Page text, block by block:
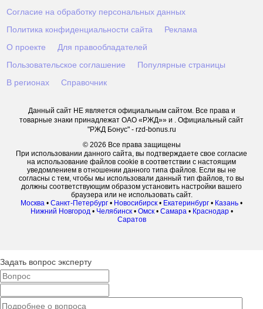
Согласие на обработку персональных данных
Политика конфиденциальности сайта
Реклама
О проекте
Для правообладателей
Пользовательское соглашение
Популярные страницы
В регионах
Справочник
Данный сайт НЕ является официальным сайтом. Все права и
товарные знаки принадлежат ОАО «РЖД»» и . Официальный сайт
"РЖД Бонус" - rzd-bonus.ru
© 2026 Все права защищены
При использовании данного сайта, вы подтверждаете свое согласие
на использование файлов cookie в соответствии с настоящим
уведомлением в отношении данного типа файлов. Если вы не
согласны с тем, чтобы мы использовали данный тип файлов, то вы
должны соответствующим образом установить настройки вашего
браузера или не использовать сайт.
Москва • Санкт-Петербург • Новосибирск • Екатеринбург • Казань •
Нижний Новгород• Челябинск• Омск• Самара• Краснодар•
Саратов
Задать вопрос эксперту